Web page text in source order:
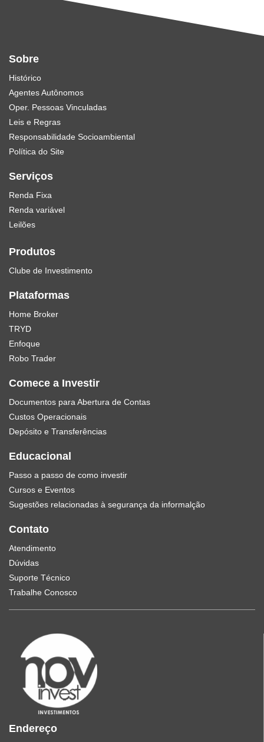
Sobre
Histórico
Agentes Autônomos
Oper. Pessoas Vinculadas
Leis e Regras
Responsabilidade Socioambiental
Política do Site
Serviços
Renda Fixa
Renda variável
Leilões
Produtos
Clube de Investimento
Plataformas
Home Broker
TRYD
Enfoque
Robo Trader
Comece a Investir
Documentos para Abertura de Contas
Custos Operacionais
Depósito e Transferências
Educacional
Passo a passo de como investir
Cursos e Eventos
Sugestões relacionadas à segurança da informalção
Contato
Atendimento
Dúvidas
Suporte Técnico
Trabalhe Conosco
Endereço